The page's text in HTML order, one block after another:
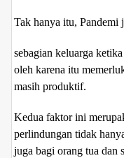
Tak hanya itu, Pandemi
sebagian keluarga
oleh karena itu
masih produktif.
Kedua faktor ini
perlindungan tidak
juga bagi orang tua dan